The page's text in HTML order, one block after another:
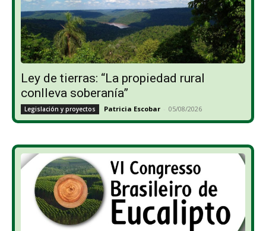
Ley de tierras: “La propiedad rural
conlleva soberanía”
Legislación y proyectos Patricia Escobar - 05/08/2026